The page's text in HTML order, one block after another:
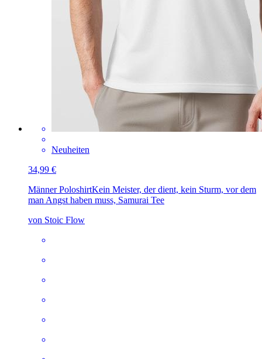
Neuheiten
34,99 €
Männer PoloshirtKein Meister, der dient, kein Sturm, vor dem
man Angst haben muss, Samurai Tee
von Stoic Flow